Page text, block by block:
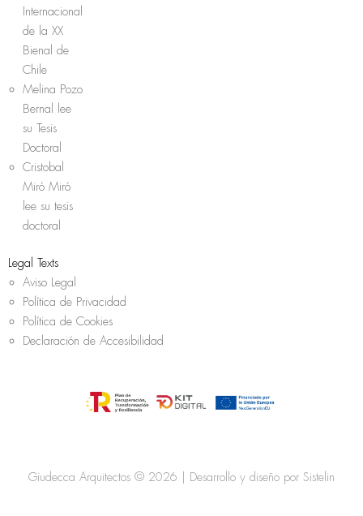
Internacional
de la XX
Bienal de
Chile
Melina Pozo
Bernal lee
su Tesis
Doctoral
Cristobal
Miró Miró
lee su tesis
doctoral
Legal Texts
Aviso Legal
Política de Privacidad
Política de Cookies
Declaración de Accesibilidad
Giudecca Arquitectos © 2026 | Desarrollo y diseño por Sistelin